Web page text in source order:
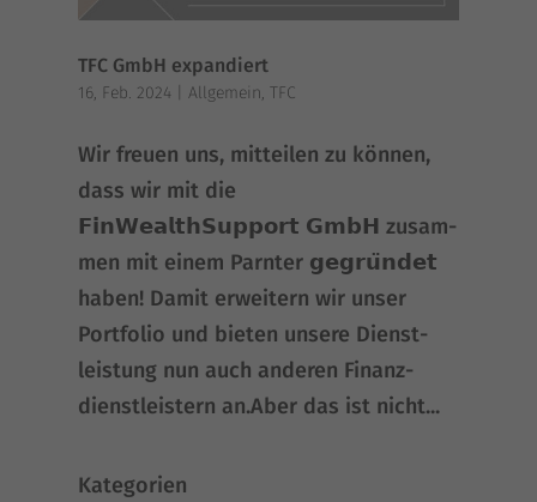
TFC GmbH expandiert
16, Feb. 2024 Allgemein, TFC
Wir freu­en uns, mit­tei­len zu kön­nen,
dass wir mit die
𝗙𝗶𝗻𝗪𝗲𝗮𝗹𝘁𝗵𝗦𝘂𝗽𝗽𝗼𝗿𝘁 𝗚𝗺𝗯𝗛 zusam­
men mit einem Parn­ter 𝗴𝗲𝗴𝗿𝘂̈𝗻𝗱𝗲𝘁
haben! Damit erwei­tern wir unser
Port­fo­lio und bie­ten unse­re Dienst­
leis­tung nun auch ande­ren Finanz­
dienst­leis­tern an.Aber das ist nicht...
Kategorien